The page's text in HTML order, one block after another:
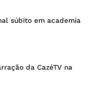
súbito em academia
da CazéTV na